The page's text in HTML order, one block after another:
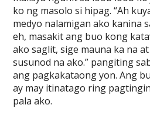
ko ng masolo si hipag. “Ah
medyo nalamigan ako kanina
eh, masakit ang buo kong
ako saglit, sige mauna ka na at
susunod na ako.” pangiting
ang pagkakataong yon. Ang
ay may itinatago ring
pala ako.